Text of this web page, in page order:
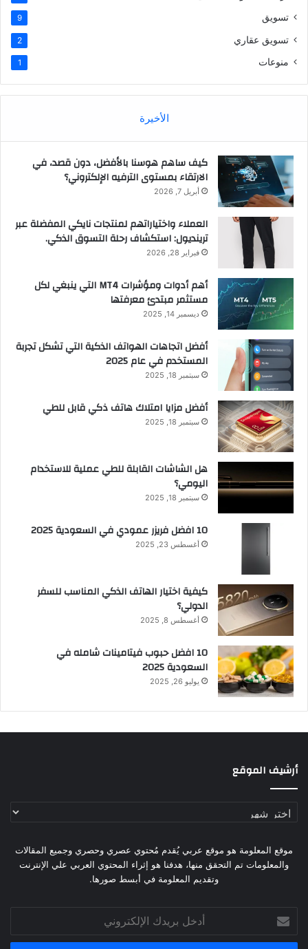
تسويق 9
تسويق عقاري 2
منوعات 1
الأخيرة
كيف ساهم هوسنا بالأفضل، دون قصد، في
الارتقاء بمستوى الترفيه الإلكتروني؟
أبريل 7, 2026
العملاء واختياراتهم لمنتجات نايكي المفضلة عبر
ترينديول: استكشاف رحلة التسوق الذكي.
فبراير 28, 2026
أهم أدوات ومؤشرات MT4 التي ينبغي لكل
مستثمر مبتدئ معرفتها
ديسمبر 14, 2025
أفضل اتجاهات الهواتف الذكية التي تشكل تجربة
المستخدم في عام 2025
سبتمبر 18, 2025
أفضل مزايا امتلاك هاتف ذكي قابل للطي
سبتمبر 18, 2025
هل الشاشات القابلة للطي عملية للاستخدام
اليومي؟
سبتمبر 18, 2025
10 افضل فريزر عمودي​ في السعودية​ 2025
أغسطس 23, 2025
كيفية اختيار الهاتف الذكي المناسب للسفر
الدولي؟
أغسطس 8, 2025
10 افضل حبوب فيتامينات شامله​ في
السعودية 2025
يوليو 26, 2025
أرشيف الموقع
أرشيف
موقع المعلومة هو موقع عربي يُقدم مُحتوي عصري وحصري وجميع المقالات
والمعلومات تم التحقق منها، هدفنا هو إثراء المحتوي العربي علي الإنترنت
وتقديم المعلومة في أبسط صورها.
بريدك
الإلكتروني